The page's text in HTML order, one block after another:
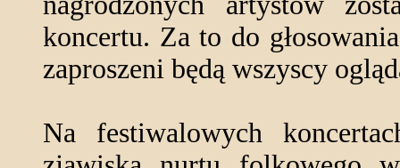
koncertu. Za to do
zaproszeni będą wszyscy
Na festiwalowych